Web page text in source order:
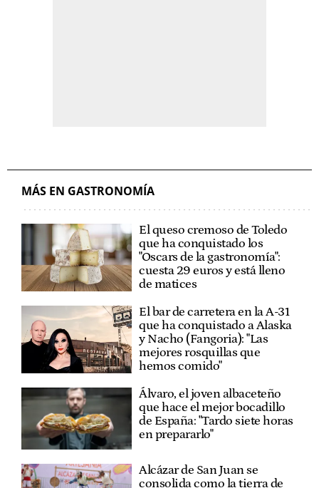
MÁS EN GASTRONOMÍA
El queso cremoso de Toledo
que ha conquistado los
"Oscars de la gastronomía":
cuesta 29 euros y está lleno
de matices
El bar de carretera en la A-31
que ha conquistado a Alaska
y Nacho (Fangoria): "Las
mejores rosquillas que
hemos comido"
Álvaro, el joven albaceteño
que hace el mejor bocadillo
de España: "Tardo siete horas
en prepararlo"
Alcázar de San Juan se
consolida como la tierra de